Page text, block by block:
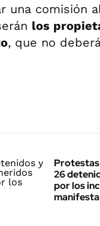
una comisión
los
, que no
Protestas
26
por los